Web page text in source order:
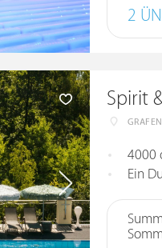
2
Spirit
4000
Ein